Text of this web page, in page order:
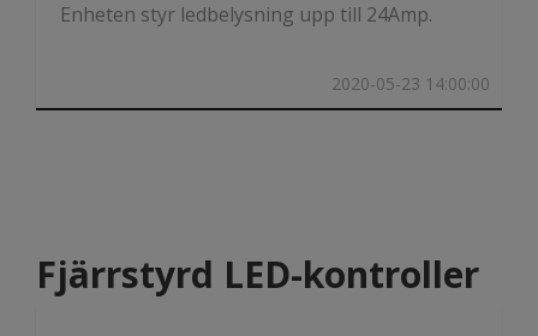
2020-05-23 14:00:00
Enheten styr ledbelysning upp till 24Amp.
Fjärrstyrd LED-kontroller